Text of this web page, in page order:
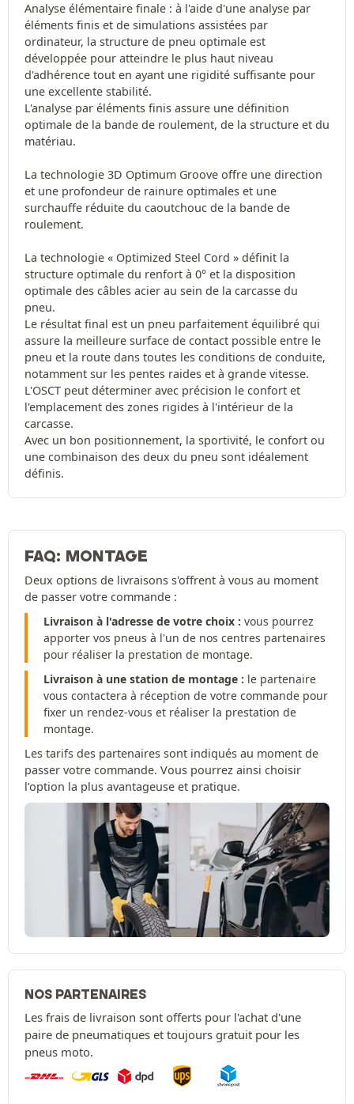
Analyse élémentaire finale : à l'aide d'une analyse par
éléments finis et de simulations assistées par
ordinateur, la structure de pneu optimale est
développée pour atteindre le plus haut niveau
d'adhérence tout en ayant une rigidité suffisante pour
une excellente stabilité.
L'analyse par éléments finis assure une définition
optimale de la bande de roulement, de la structure et du
matériau.
La technologie 3D Optimum Groove offre une direction
et une profondeur de rainure optimales et une
surchauffe réduite du caoutchouc de la bande de
roulement.
La technologie « Optimized Steel Cord » définit la
structure optimale du renfort à 0° et la disposition
optimale des câbles acier au sein de la carcasse du
pneu.
Le résultat final est un pneu parfaitement équilibré qui
assure la meilleure surface de contact possible entre le
pneu et la route dans toutes les conditions de conduite,
notamment sur les pentes raides et à grande vitesse.
L'OSCT peut déterminer avec précision le confort et
l'emplacement des zones rigides à l'intérieur de la
carcasse.
Avec un bon positionnement, la sportivité, le confort ou
une combinaison des deux du pneu sont idéalement
définis.
FAQ: MONTAGE
Deux options de livraisons s'offrent à vous au moment
de passer votre commande :
Livraison à l'adresse de votre choix : vous pourrez
apporter vos pneus à l'un de nos centres partenaires
pour réaliser la prestation de montage.
Livraison à une station de montage : le partenaire
vous contactera à réception de votre commande pour
fixer un rendez-vous et réaliser la prestation de
montage.
Les tarifs des partenaires sont indiqués au moment de
passer votre commande. Vous pourrez ainsi choisir
l’option la plus avantageuse et pratique.
NOS PARTENAIRES
Les frais de livraison sont offerts pour l'achat d'une
paire de pneumatiques et toujours gratuit pour les
pneus moto.